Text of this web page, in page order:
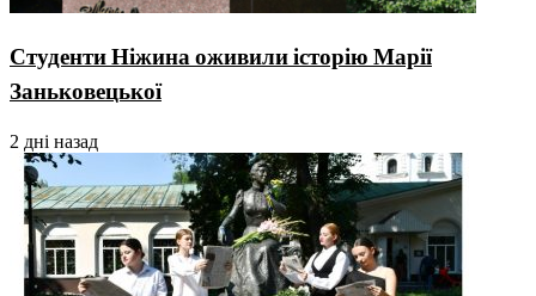
Студенти Ніжина оживили історію Марії
Заньковецької
2 дні назад